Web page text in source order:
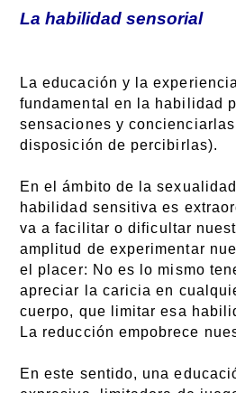
La habilidad sensorial
La educación y la
fundamental en la habilidad
sensaciones y
disposición de percibirlas).
En el ámbito de la
habilidad sensitiva es
va a facilitar o dificultar
amplitud de experimentar
el placer: No es lo mismo
apreciar la caricia en
cuerpo, que limitar esa
La reducción empobrece
En este sentido, una